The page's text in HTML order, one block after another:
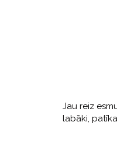
Jau reiz
labāki,